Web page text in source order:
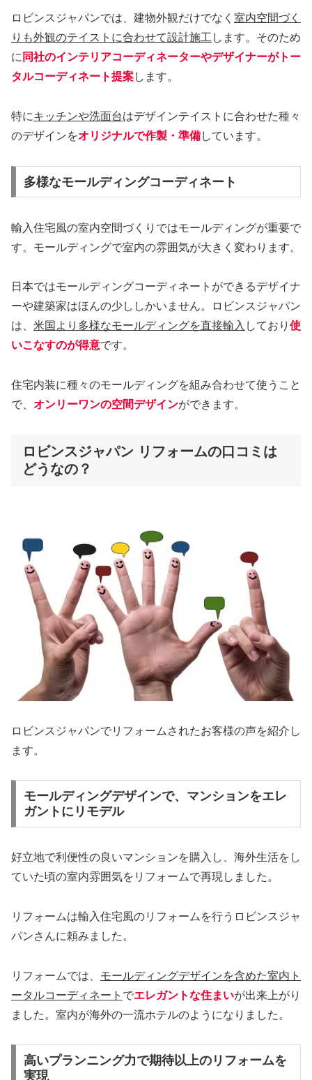
ロビンスジャパンでは、建物外観だけでなく 室内空間づく
りも外観のテイストに合わせて設計施工 します。そのため
に 同社のインテリアコーディネーターやデザイナーがトー
タルコーディネート提案します。
特にキッチンや洗面台はデザインテイストに合わせた種々
のデザインをオリジナルで作製・準備しています。
多様なモールディングコーディネート
輸入住宅風の室内空間づくりではモールディングが重要で
す。モールディングで室内の雰囲気が大きく変わります。
日本ではモールディングコーディネートができるデザイナ
ーや建築家はほんの少ししかいません。ロビンスジャパン
は、 米国より多様なモールディングを直接輸入 しており 使
いこなすのが得意です。
住宅内装に種々のモールディングを組み合わせて使うこと
で、 オンリーワンの空間デザインができます。
ロビンスジャパン リフォームの口コミは
どうなの？
ロビンスジャパンでリフォームされたお客様の声を紹介し
ます。
モールディングデザインで、マンションをエレ
ガントにリモデル
好立地で利便性の良いマンションを購入し、海外生活をし
ていた頃の室内雰囲気をリフォームで再現しました。
リフォームは輸入住宅風のリフォームを行うロビンスジャ
パンさんに頼みました。
リフォームでは、 モールディングデザインを含めた室内ト
ータルコーディネート でエレガントな住まいが出来上がり
ました。室内が海外の一流ホテルのようになりました。
高いプランニング力で期待以上のリフォームを
実現